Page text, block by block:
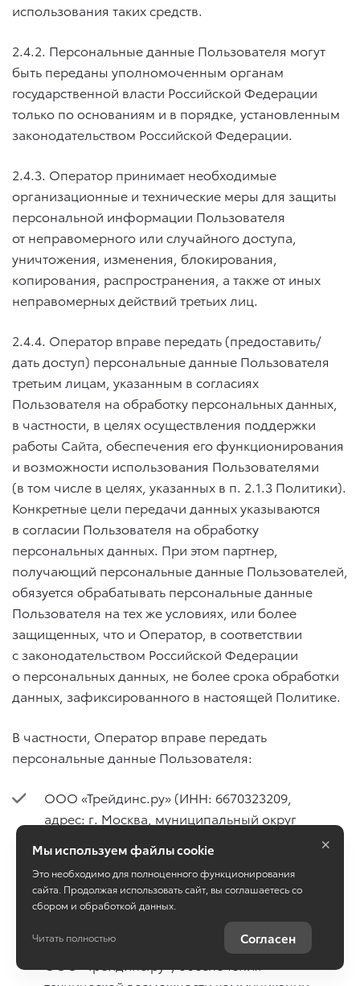
использования таких средств.
2.4.2. Персональные данные Пользователя могут
быть переданы уполномоченным органам
государственной власти Российской Федерации
только по основаниям и в порядке, установленным
законодательством Российской Федерации.
2.4.3. Оператор принимает необходимые
организационные и технические меры для защиты
персональной информации Пользователя
от неправомерного или случайного доступа,
уничтожения, изменения, блокирования,
копирования, распространения, а также от иных
неправомерных действий третьих лиц.
2.4.4. Оператор вправе передать (предоставить/
дать доступ) персональные данные Пользователя
третьим лицам, указанным в согласиях
Пользователя на обработку персональных данных,
в частности, в целях осуществления поддержки
работы Сайта, обеспечения его функционирования
и возможности использования Пользователями
(в том числе в целях, указанных в п. 2.1.3 Политики).
Конкретные цели передачи данных указываются
в согласии Пользователя на обработку
персональных данных. При этом партнер,
получающий персональные данные Пользователей,
обязуется обрабатывать персональные данные
Пользователя на тех же условиях, или более
защищенных, что и Оператор, в соответствии
с законодательством Российской Федерации
о персональных данных, не более срока обработки
данных, зафиксированного в настоящей Политике.
В частности, Оператор вправе передать
персональные данные Пользователя:
ООО «Трейдинс.ру» (ИНН: 6670323209,
адрес: г. Москва, муниципальный округ
инновационного центра, Большой б-р,
д. 42, стр. 1, ЭТАЖ -1, ПОМЕЩ. 150 РМ4)
в целях технической поддержки Сайта,
функционально совмещенного
с программным обеспечением
Мы используем файлы cookie
Это необходимо для полноценного функционирования
сайта. Продолжая использовать сайт, вы соглашаетесь со
сбором и обработкой данных.
Читать полностью Согласен
×